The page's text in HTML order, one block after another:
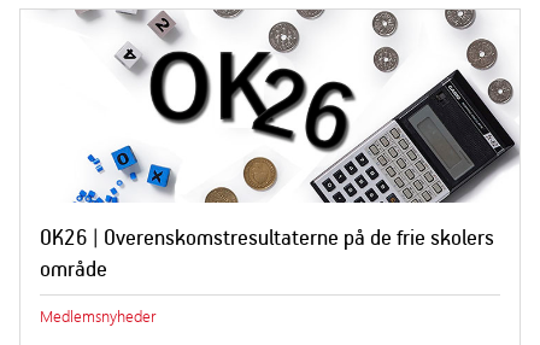
OK26 | Overenskomstresultaterne på de frie skolers
område
Medlemsnyheder